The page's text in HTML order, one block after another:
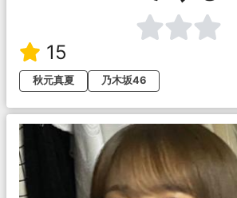
15
秋元真夏
乃木坂46